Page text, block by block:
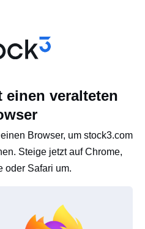
einen veralteten
Browser, um stock3.com
Steige jetzt auf Chrome,
oder Safari um.